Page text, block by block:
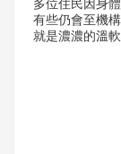
多位住民因身
有些仍會至機
就是濃濃的溫軟